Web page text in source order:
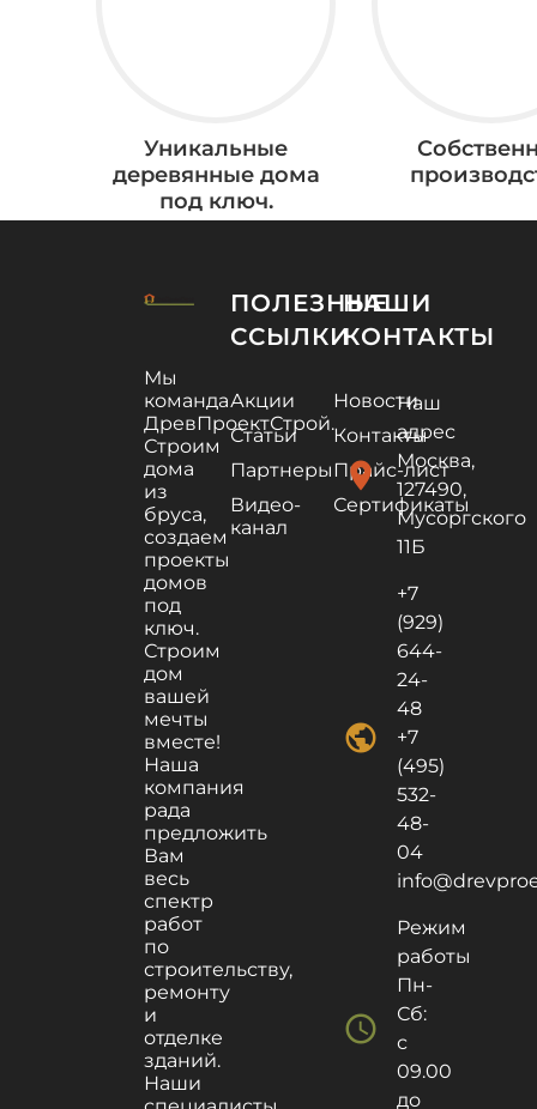
Уникальные
деревянные дома
под ключ.
Мы
команда
ДревПроектСтрой.
Строим
дома
из
бруса,
создаем
проекты
домов
под
ключ.
Строим
дом
вашей
мечты
вместе!
Наша
компания
рада
предложить
Вам
весь
спектр
работ
по
строительству,
ремонту
и
отделке
зданий.
Наши
ПОЛЕЗНЫЕ
ССЫЛКИ
Акции
Новости
Статьи
Контакты
Партнеры Прайс-лист
Видео-
канал
Сертификаты
НАШИ
КОНТАКТЫ
location_on
Наш
адрес
Москва,
127490,
Мусоргского
11Б
public
+7
(929)
644-
24-
48
+7
(495)
532-
48-
04
schedule
Режим
работы
Пн-
Сб:
с
09.00
до